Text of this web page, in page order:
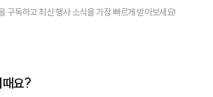
구독하고 최신 행사 소식을 가장 빠르게 받아보세요!
때요?